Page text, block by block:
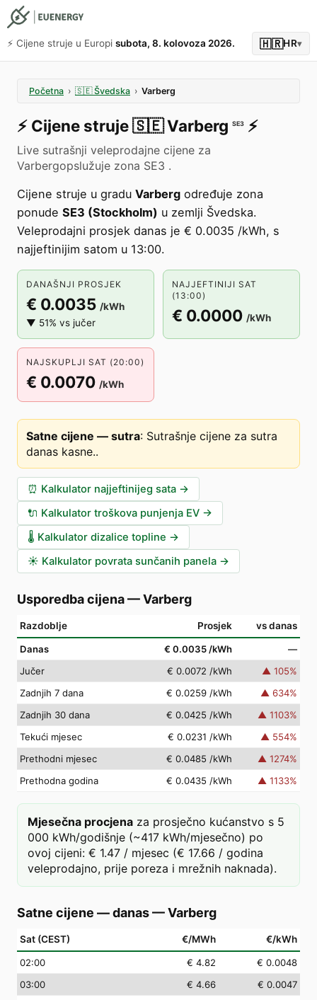
⚡️ Cijene struje u Europi subota, 8. kolovoza 2026. 🇭🇷HR▾
Početna › 🇸🇪 Švedska › Varberg
⚡️ Cijene struje🇸🇪Varberg SE3 ⚡️
Live sutrašnji veleprodajne cijene za
Varbergopslužuje zona SE3 .
Cijene struje u gradu Varberg određuje zona
ponude SE3 (Stockholm) u zemlji Švedska.
Veleprodajni prosjek danas je € 0.0035 /kWh, s
najjeftinijim satom u 13:00.
DANAŠNJI PROSJEK
€ 0.0035 /kWh
▼ 51% vs jučer
NAJJEFTINIJI SAT
(13:00)
€ 0.0000 /kWh
NAJSKUPLJI SAT (20:00)
€ 0.0070 /kWh
Satne cijene — sutra: Sutrašnje cijene za sutra
danas kasne..
⏰ Kalkulator najjeftinijeg sata →
🔌 Kalkulator troškova punjenja EV →
🌡️ Kalkulator dizalice topline →
☀️ Kalkulator povrata sunčanih panela →
Usporedba cijena—Varberg
Razdoblje Prosjek vs danas
Danas € 0.0035 /kWh
—
Jučer
€ 0.0072 /kWh ▲ 105%
Zadnjih 7 dana
€ 0.0259 /kWh ▲ 634%
Zadnjih 30 dana
€ 0.0425 /kWh ▲ 1103%
Tekući mjesec
€ 0.0231 /kWh ▲ 554%
Prethodni mjesec
€ 0.0485 /kWh ▲ 1274%
Prethodna godina
€ 0.0435 /kWh ▲ 1133%
Mjesečna procjena za prosječno kućanstvo s 5
000 kWh/godišnje (~417 kWh/mjesečno) po
ovoj cijeni: € 1.47 / mjesec (€ 17.66 / godina
veleprodajno, prije poreza i mrežnih naknada).
Satne cijene — danas—Varberg
Sat (CEST) €/MWh €/kWh
02:00 € 4.82
€ 0.0048
03:00 € 4.66
€ 0.0047